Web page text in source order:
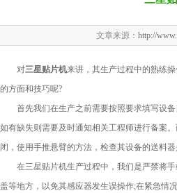
文章来源： http://
对三星贴片机来讲，其生产过程中的熟练
的方面和技巧呢?
首先我们在生产之前需要按照要求填写设备
如有缺失则需要及时通知相关工程师进行备案
闭，使用手推悬臂的方法，检查其设备的送料
在三星贴片机生产过程中，我们是严禁将手
盖等地方，以免其感应器发生误操作;在紧急情